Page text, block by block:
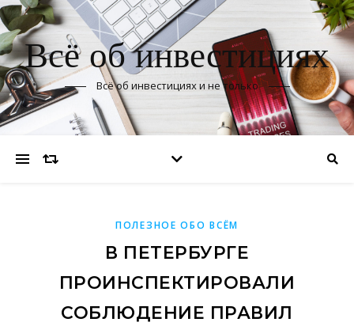
Всё об инвестициях
Всё об инвестициях и не только
ПОЛЕЗНОЕ ОБО ВСЁМ
В ПЕТЕРБУРГЕ
ПРОИНСПЕКТИРОВАЛИ
СОБЛЮДЕНИЕ ПРАВИЛ